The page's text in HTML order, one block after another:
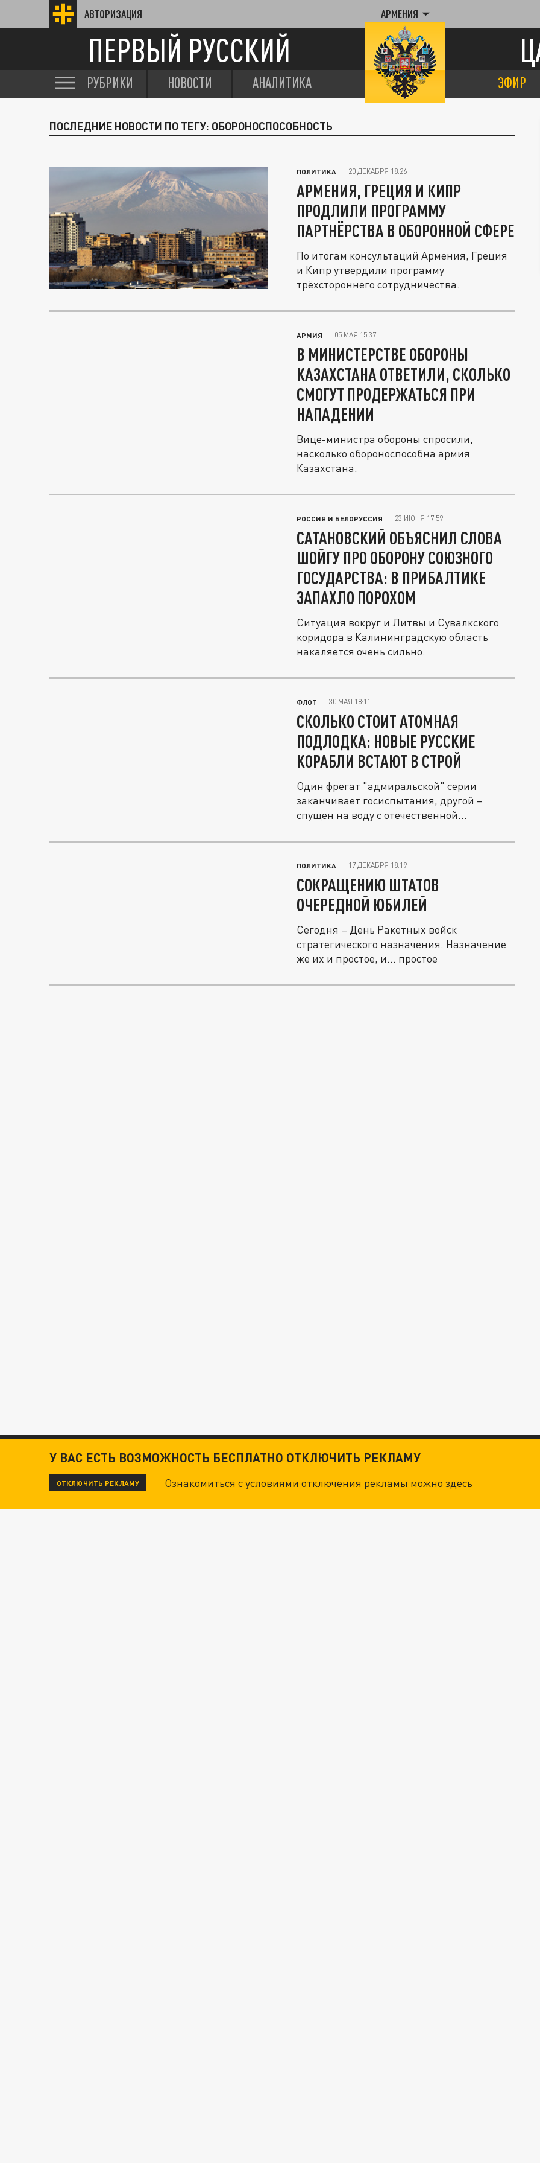
АВТОРИЗАЦИЯ АРМЕНИЯ
ПЕРВЫЙ РУССКИЙ
РУБРИКИ НОВОСТИ АНАЛИТИКА ЭФИР
ПОСЛЕДНИЕ НОВОСТИ ПО ТЕГУ: ОБОРОНОСПОСОБНОСТЬ
ПОЛИТИКА 20 ДЕКАБРЯ 18:26
АРМЕНИЯ, ГРЕЦИЯ И КИПР
ПРОДЛИЛИ ПРОГРАММУ
ПАРТНЁРСТВА В ОБОРОННОЙ СФЕРЕ
По итогам консультаций Армения, Греция
и Кипр утвердили программу
трёхстороннего сотрудничества.
АРМИЯ 05 МАЯ 15:37
В МИНИСТЕРСТВЕ ОБОРОНЫ
КАЗАХСТАНА ОТВЕТИЛИ, СКОЛЬКО
СМОГУТ ПРОДЕРЖАТЬСЯ ПРИ
НАПАДЕНИИ
Вице-министра обороны спросили,
насколько обороноспособна армия
Казахстана.
РОССИЯ И БЕЛОРУССИЯ 23 ИЮНЯ 17:59
САТАНОВСКИЙ ОБЪЯСНИЛ СЛОВА
ШОЙГУ ПРО ОБОРОНУ СОЮЗНОГО
ГОСУДАРСТВА: В ПРИБАЛТИКЕ
ЗАПАХЛО ПОРОХОМ
Ситуация вокруг и Литвы и Сувалкского
коридора в Калининградскую область
накаляется очень сильно.
ФЛОТ 30 МАЯ 18:11
СКОЛЬКО СТОИТ АТОМНАЯ
ПОДЛОДКА: НОВЫЕ РУССКИЕ
КОРАБЛИ ВСТАЮТ В СТРОЙ
Один фрегат "адмиральской" серии
заканчивает госиспытания, другой –
спущен на воду с отечественной...
ПОЛИТИКА 17 ДЕКАБРЯ 18:19
СОКРАЩЕНИЮ ШТАТОВ
ОЧЕРЕДНОЙ ЮБИЛЕЙ
Сегодня – День Ракетных войск
стратегического назначения. Назначение
же их и простое, и… простое
У ВАС ЕСТЬ ВОЗМОЖНОСТЬ БЕСПЛАТНО ОТКЛЮЧИТЬ РЕКЛАМУ
ОТКЛЮЧИТЬ РЕКЛАМУ Ознакомиться с условиями отключения рекламы можноздесь